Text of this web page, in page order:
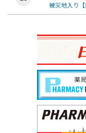
被災地入り【